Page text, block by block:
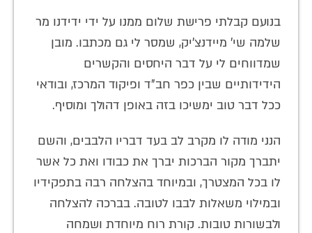
בנועם קבלתי פרישת שלום ממנו על ידי ידידנו מר
שלמה שי' מיידנצ'יק, שמסר לי גם מכתבו. מובן
שמדווחים לי על דבר היחסים והקשרים
הידידותיים שבין כפר חב"ד ופיקוד המרכז, ובודאי
ככל דבר טוב ימשיכו בזה באופן דהולך ומוסיף.
הנני מודה לו מקרב לב בעד דבריו הלבבים, והשם
יתברך מקור הברכות יברך את כבודו ואת כל אשר
לו בכל המצטרך, ובמיוחד בהצלחה רבה בתפקידיו
ובמילוי משאלות לבבו לטובה. בברכה להצלחה
ולבשורות טובות. קורת רוח מיוחדת ושמחה